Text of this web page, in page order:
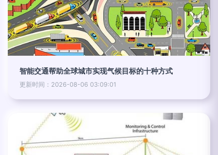
智能交通帮助全球城市实现气候目标的十种方式
更新时间：2026-08-06 03:09:01